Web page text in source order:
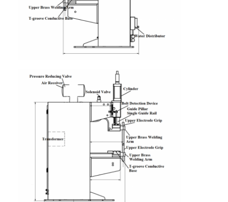
машина для точечной сварки с несколькими головками
Сварочный аппарат пятна таблицы
ручной сварочный аппарат пятна
Одиночный бортовой сварочный аппарат пятна
Сварочный аппарат шва
Роботизированный пистолет для точечной сварки
Сварочный аппарат диффузии
Машина сварщика лазера